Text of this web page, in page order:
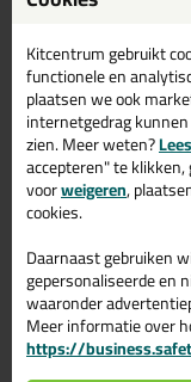
Duurzaam in
Reviews voor:
Er zijn nog geen
690
Kitcentrum gebruikt
functionele en
plaatsen we ook
internetgedrag
zien. Meer weten?
accepteren" te
voorweigeren,
cookies.
Daarnaast gebruiken
gepersonaliseerde en
waaronder
Meer informatie over
https://